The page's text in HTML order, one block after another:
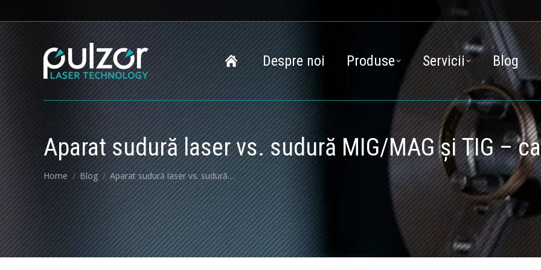
Despre noi Produse Servicii Blog
Aparat sudură laser vs. sudură MIG/MAG și TIG –
You are here:
Home Blog Aparat sudură laser vs. sudură…